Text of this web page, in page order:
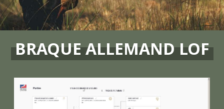
BRAQUE ALLEMAND LOF